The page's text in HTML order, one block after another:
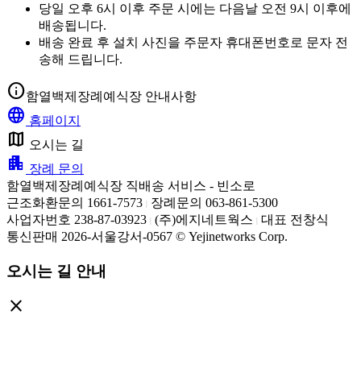
당일 오후 6시 이후 주문 시에는 다음날 오전 9시 이후에
배송됩니다.
배송 완료 후 설치 사진을 주문자 휴대폰번호로 문자 전
송해 드립니다.
info함열백제장례예식장 안내사항
language 홈페이지
map 오시는 길
apartment 장례 문의
함열백제장례예식장 직배송 서비스 - 빈소로
근조화환문의 1661-7573
장례문의 063-861-5300
사업자번호 238-87-03923 (주)에지네트웍스
대표 전창식
통신판매 2026-서울강서-0567 © Yejinetworks Corp.
오시는 길 안내
close